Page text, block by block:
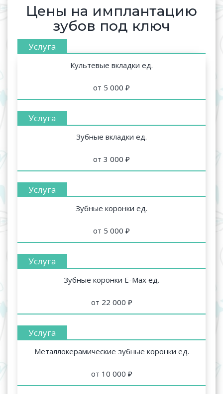
Цены на имплантацию
зубов под ключ
Культевые вкладки ед.
от 5 000 ₽
Зубные вкладки ед.
от 3 000 ₽
Зубные коронки ед.
от 5 000 ₽
Зубные коронки E-Max ед.
от 22 000 ₽
Металлокерамические зубные коронки ед.
от 10 000 ₽